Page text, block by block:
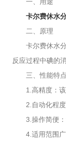
卡尔费休水
二、原理
卡尔费休水分
反应过程中碘的
三、性能特点
1.高精度：该
2.自动化程度
3.操作简便：
4.适用范围广